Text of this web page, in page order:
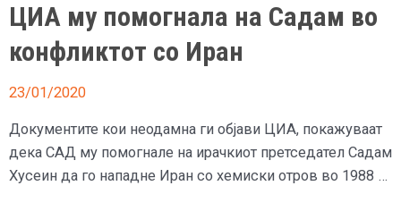
ЦИА му помогнала на Садам во
конфликтот со Иран
23/01/2020
Документите кои неодамна ги објави ЦИА, покажуваат
дека САД му помогнале на ирачкиот претседател Садам
Хусеин да го нападне Иран со хемиски отров во 1988 …